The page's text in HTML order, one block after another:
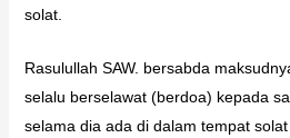
solat.
Rasulullah SAW. bersabda
selalu berselawat (berdoa) kepada
selama dia ada di dalam tempat